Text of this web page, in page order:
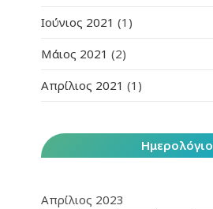
Ιούνιος 2021 (1)
Μάιος 2021 (2)
Απρίλιος 2021 (1)
Ημερολόγιο
Απρίλιος 2023